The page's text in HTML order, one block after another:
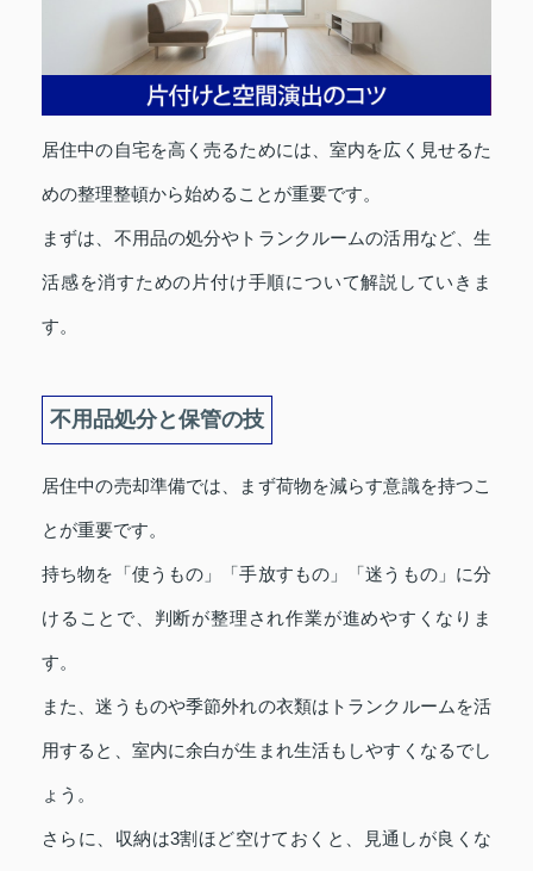
居住中の自宅を高く売るためには、室内を広く見せるた
めの整理整頓から始めることが重要です。
まずは、不用品の処分やトランクルームの活用など、生
活感を消すための片付け手順について解説していきま
す。
不用品処分と保管の技
居住中の売却準備では、まず荷物を減らす意識を持つこ
とが重要です。
持ち物を「使うもの」「手放すもの」「迷うもの」に分
けることで、判断が整理され作業が進めやすくなりま
す。
また、迷うものや季節外れの衣類はトランクルームを活
用すると、室内に余白が生まれ生活もしやすくなるでし
ょう。
さらに、収納は3割ほど空けておくと、見通しが良くな